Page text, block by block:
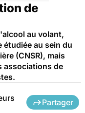
de
au volant,
étudiée au sein du
(CNSR), mais
associations de
Partager